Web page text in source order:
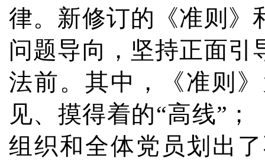
律。新修订的《准则》
问题导向，坚持正面引
法前。其中，《准则
见、摸得着的“高线”
组织和全体党员划出